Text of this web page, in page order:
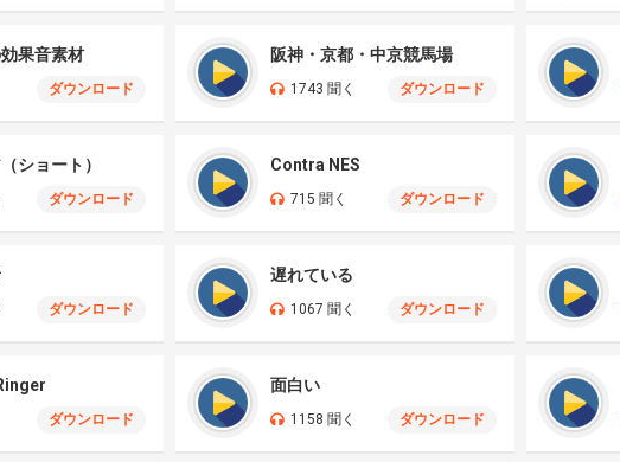
果音素材
ダウンロード
阪神・京都・中京競馬場
1743 聞く ダウンロード
ショート）
ダウンロード
Contra NES
715 聞く ダウンロード
ダウンロード
遅れている
1067 聞く ダウンロード
ダウンロード
面白い
1158 聞く ダウンロード